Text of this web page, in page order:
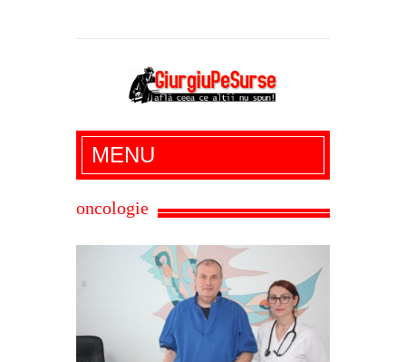
Giurgiu Pe Surse – actualitate giurgiu,
administratie giurgiu, stiri politice, social
economic, editoriale giurgiu, dezvaluiri,
MENU
oncologie